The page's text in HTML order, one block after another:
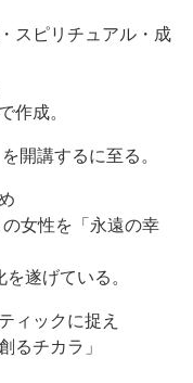
スピリチュアル・成
作成。
開講するに至る。
女性を「永遠の幸
遂げている。
ィックに捉え
るチカラ」